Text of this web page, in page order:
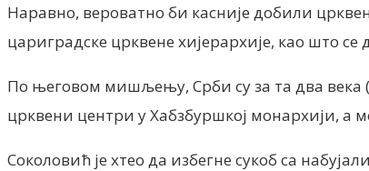
Наравно, вероватно би касније добили
цариградске црквене хијерархије, као што
По његовом мишљењу, Срби су за та два века
црквени центри у Хабзбуршкој монархији, а
Соколовић је хтео да избегне сукоб са